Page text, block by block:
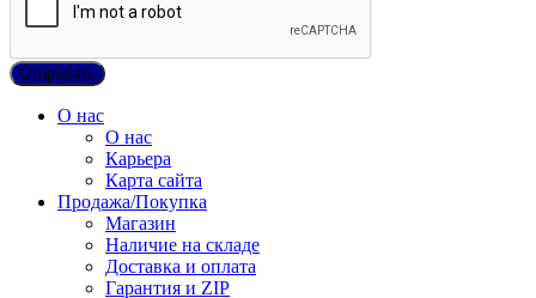
О нас
О нас
Карьера
Карта сайта
Продажа/Покупка
Магазин
Наличие на складе
Доставка и оплата
Гарантия и ZIP